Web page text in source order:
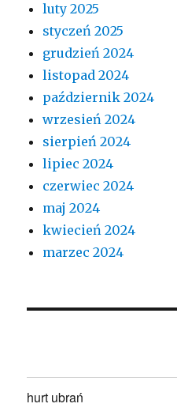
luty 2025
styczeń 2025
grudzień 2024
listopad 2024
październik 2024
wrzesień 2024
sierpień 2024
lipiec 2024
czerwiec 2024
maj 2024
kwiecień 2024
marzec 2024
hurt ubrań